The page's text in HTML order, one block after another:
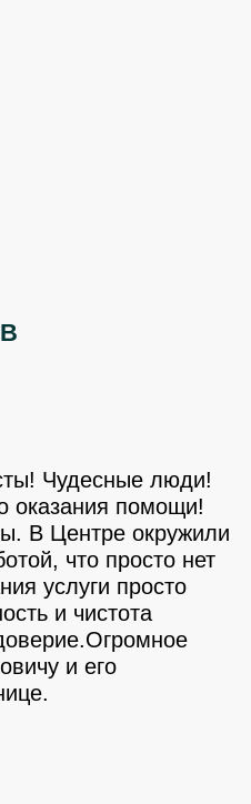
Чудесные люди!
оказания помощи!
В Центре окружили
что просто нет
услуги просто
и чистота
и его